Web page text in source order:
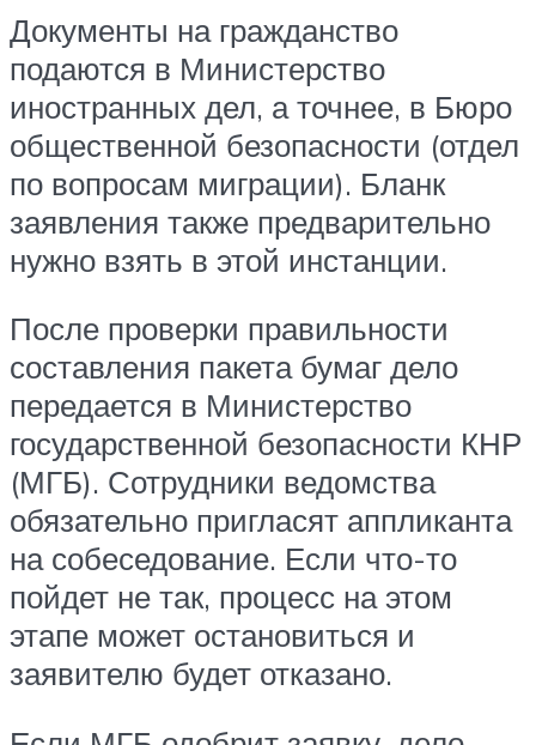
Документы на гражданство
подаются в Министерство
иностранных дел, а точнее, в Бюро
общественной безопасности (отдел
по вопросам миграции). Бланк
заявления также предварительно
нужно взять в этой инстанции.
После проверки правильности
составления пакета бумаг дело
передается в Министерство
государственной безопасности КНР
(МГБ). Сотрудники ведомства
обязательно пригласят аппликанта
на собеседование. Если что-то
пойдет не так, процесс на этом
этапе может остановиться и
заявителю будет отказано.